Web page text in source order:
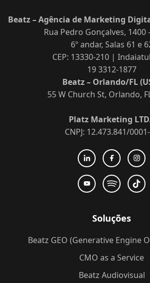
Beatz – Agência de Marketing
Rua Pedro Gonçalves, 1400
6º andar, Salas 61 e
CEP: 13330-210 |
19 3312-1877
Beatz – Orlando/FL
55 W Church St, Orlando,
Platz Marketing
CNPJ: 12.473.841/
Soluções
Beatz GEO (Generative Engine
CMO as a Service
Beatz Audiovisual